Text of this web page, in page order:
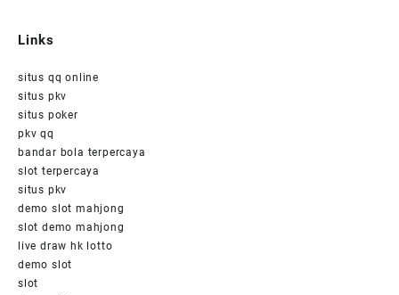
Links
situs qq online
situs pkv
situs poker
pkv qq
bandar bola terpercaya
slot terpercaya
situs pkv
demo slot mahjong
slot demo mahjong
live draw hk lotto
demo slot
slot